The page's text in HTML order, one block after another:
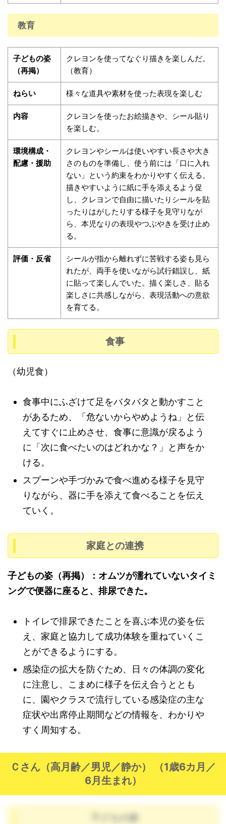
教育
子どもの姿
（再掲）
クレヨンを使ってなぐり描きを楽しんだ。
（教育）
ねらい 様々な道具や素材を使った表現を楽しむ
内容
クレヨンを使ったお絵描きや、シール貼り
を楽しむ。
環境構成・
配慮・援助
クレヨンやシールは使いやすい長さや大き
さのものを準備し、使う前には「口に入れ
ない」という約束をわかりやすく伝える。
描きやすいように紙に手を添えるよう促
し、クレヨンで自由に描いたりシールを貼
ったりはがしたりする様子を見守りなが
ら、本児なりの表現やつぶやきを受け止め
る。
評価・反省
シールが指から離れずに苦戦する姿も見ら
れたが、両手を使いながら試行錯誤し、紙
に貼って楽しんでいた。描く楽しさ、貼る
楽しさに共感しながら、表現活動への意欲
を育てる。
食事
（幼児食）
食事中にふざけて足をバタバタと動かすこと
があるため、「危ないからやめようね」と伝
えてすぐに止めさせ、食事に意識が戻るよう
に「次に食べたいのはどれかな？」と声をか
ける。
スプーンや手づかみで食べ進める様子を見守
りながら、器に手を添えて食べることを伝え
ていく。
家庭との連携
子どもの姿（再掲）：オムツが濡れていないタイミ
ングで便器に座ると、排尿できた。
トイレで排尿できたことを喜ぶ本児の姿を伝
え、家庭と協力して成功体験を重ねていくこ
とができるようにする。
感染症の拡大を防ぐため、日々の体調の変化
に注意し、こまめに様子を伝え合うととも
に、園やクラスで流行している感染症の主な
症状や出席停止期間などの情報を、わかりや
すく周知する。
Ｃさん（高月齢／男児／静か） （1歳6カ月／
6月生まれ）